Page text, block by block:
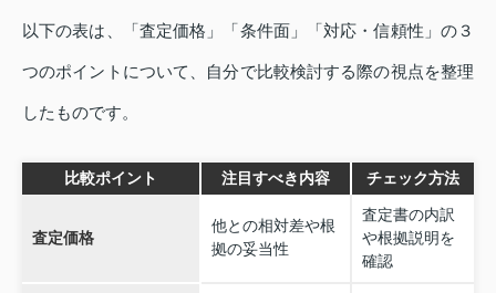
以下の表は、「査定価格」「条件面」「対応・信頼性」の３
つのポイントについて、自分で比較検討する際の視点を整理
したものです。
比較ポイント 注目すべき内容 チェック方法
査定価格
他との相対差や根
拠の妥当性
査定書の内訳
や根拠説明を
確認